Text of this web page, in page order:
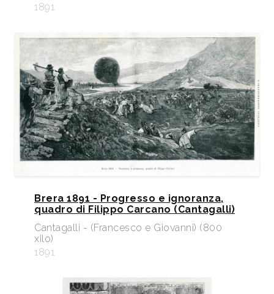
1891
Brera 1891 - Progresso e ignoranza,
quadro di Filippo Carcano (Cantagalli)
Cantagalli - (Francesco e Giovanni) (800
xilo)
1891